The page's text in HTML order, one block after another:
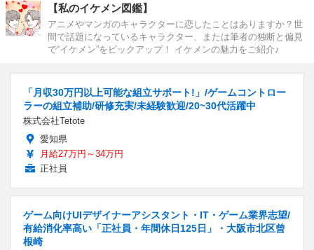
【私のイケメン図鑑】
アニメやマンガのキャラクターに恋したことはありますか？世
間で話題になっているキャラクター、または筆者の独断と偏見
で“イケメン”をピックアップ！ イケメンの魅力をご紹介♪
「月収30万円以上可能な組立サポート!」/ゲームコントロー
ラーの組立補助/研修充実/未経験歓迎/20~30代活躍中
株式会社Tetote
愛知県
月給27万円～34万円
正社員
ゲーム向けUIデザイナーアシスタント・IT・ゲーム業界志望/
有給消化率高い「正社員・年間休日125日」・大阪市北区曾
根崎